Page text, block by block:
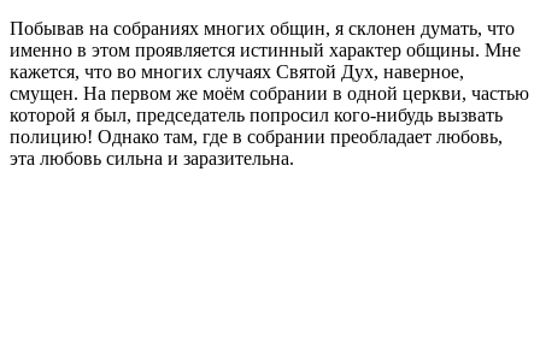
Побывав на собраниях многих общин, я склонен думать, что
именно в этом проявляется истинный характер общины. Мне
кажется, что во многих случаях Святой Дух, наверное,
смущен. На первом же моём собрании в одной церкви, частью
которой я был, председатель попросил кого-нибудь вызвать
полицию! Однако там, где в собрании преобладает любовь,
эта любовь сильна и заразительна.